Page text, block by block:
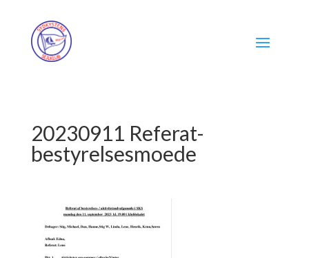
20230911 Referat-
bestyrelsesmoede